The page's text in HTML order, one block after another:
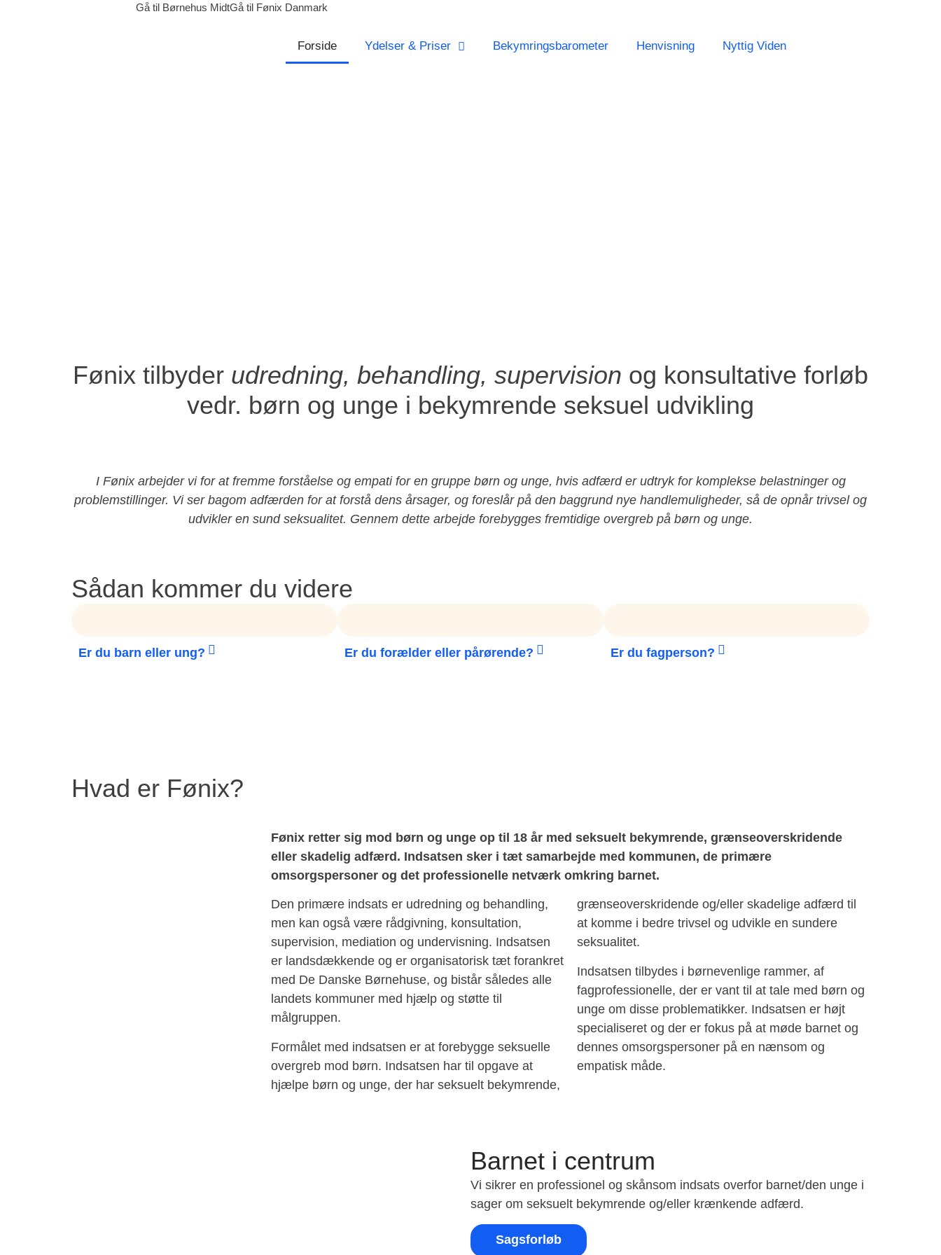
Gå til Børnehus MidtGå til Fønix Danmark
Forside Ydelser & Priser Bekymringsbarometer Henvisning Nyttig Viden
Fønix tilbyder udredning, behandling, supervision og konsultative forløb
vedr. børn og unge i bekymrende seksuel udvikling
I Fønix arbejder vi for at fremme forståelse og empati for en gruppe børn og unge, hvis adfærd er udtryk for komplekse belastninger og
problemstillinger. Vi ser bagom adfærden for at forstå dens årsager, og foreslår på den baggrund nye handlemuligheder, så de opnår trivsel og
udvikler en sund seksualitet. Gennem dette arbejde forebygges fremtidige overgreb på børn og unge.
Sådan kommer du videre
Er du barn eller ung? Er du forælder eller pårørende? Er du fagperson?
Hvad er Fønix?
Fønix retter sig mod børn og unge op til 18 år med seksuelt bekymrende, grænseoverskridende
eller skadelig adfærd. Indsatsen sker i tæt samarbejde med kommunen, de primære
omsorgspersoner og det professionelle netværk omkring barnet.
Den primære indsats er udredning og behandling,
men kan også være rådgivning, konsultation,
supervision, mediation og undervisning. Indsatsen
er landsdækkende og er organisatorisk tæt forankret
med De Danske Børnehuse, og bistår således alle
landets kommuner med hjælp og støtte til
målgruppen.
Formålet med indsatsen er at forebygge seksuelle
overgreb mod børn. Indsatsen har til opgave at
hjælpe børn og unge, der har seksuelt bekymrende,
grænseoverskridende og/eller skadelige adfærd til
at komme i bedre trivsel og udvikle en sundere
seksualitet.
Indsatsen tilbydes i børnevenlige rammer, af
fagprofessionelle, der er vant til at tale med børn og
unge om disse problematikker. Indsatsen er højt
specialiseret og der er fokus på at møde barnet og
dennes omsorgspersoner på en nænsom og
empatisk måde.
Barnet i centrum
Vi sikrer en professionel og skånsom indsats overfor barnet/den unge i
sager om seksuelt bekymrende og/eller krænkende adfærd.
Sagsforløb